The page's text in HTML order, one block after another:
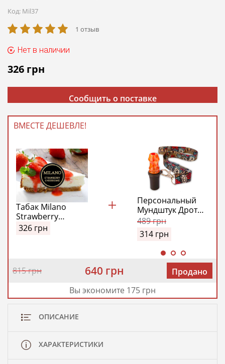
Код: Mil37
1 отзыв
Нет в наличии
326 грн
Сообщить о поставке
ВМЕСТЕ ДЕШЕВЛЕ!
Табак Milano
Strawberry
Cheesecake
(Милано
326 грн
Персональный
Мундштук Дротик
Модель №1
(Drotick Personal
Model №1)
(Оранжевый)
489грн
314 грн
815 грн 640 грн
Продано
Вы экономите 175 грн
ОПИСАНИЕ
ХАРАКТЕРИСТИКИ